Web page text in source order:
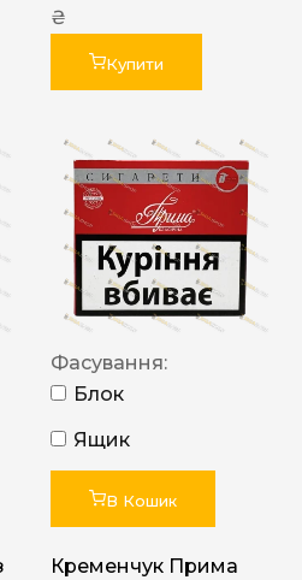
₴
Купити
Фасування:
Блок
Ящик
В Кошик
Кременчук Прима